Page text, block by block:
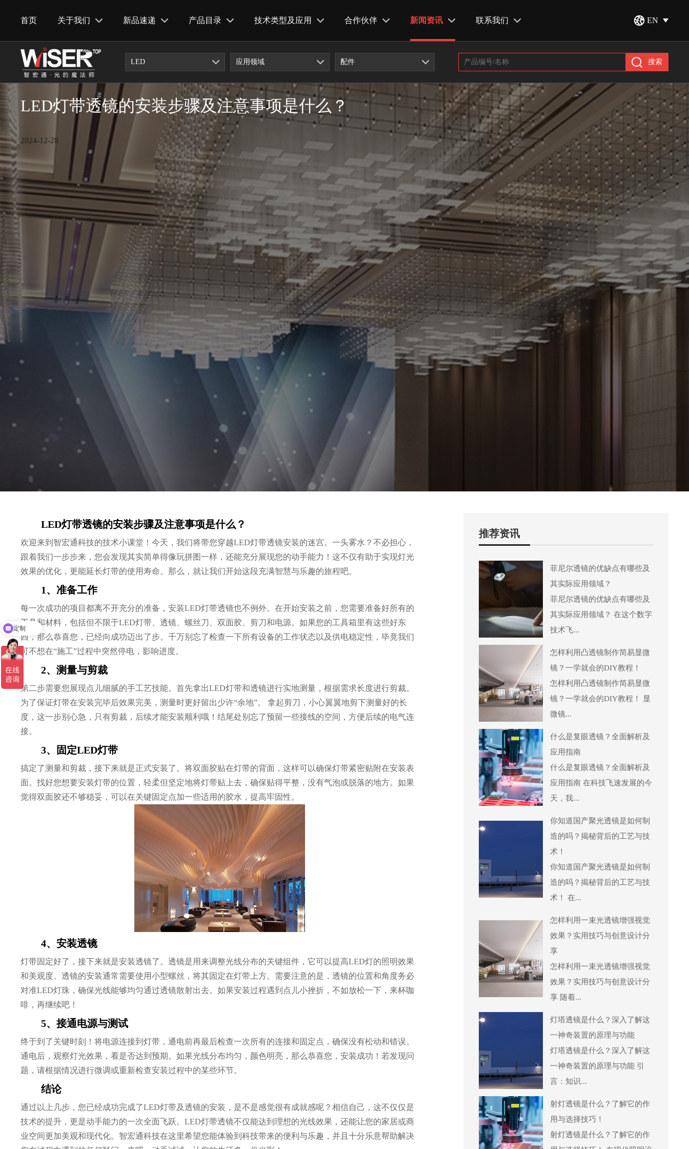
EN
首页 关于我们 新品速递 产品目录 技术类型及应用 合作伙伴 新闻资讯 联系我们
LED 应用领域 配件 搜索
首页/新闻资讯/技术知识
LED灯带透镜的安装步骤及注意事项是什么？
2024-12-28
LED灯带透镜的安装步骤及注意事项是什么？
欢迎来到智宏通科技的技术小课堂！今天，我们将带您穿越LED灯带透镜安装的迷宫。一头雾水？不必担心，
跟着我们一步步来，您会发现其实简单得像玩拼图一样，还能充分展现您的动手能力！这不仅有助于实现灯光
效果的优化，更能延长灯带的使用寿命。那么，就让我们开始这段充满智慧与乐趣的旅程吧。
1、准备工作
每一次成功的项目都离不开充分的准备，安装LED灯带透镜也不例外。在开始安装之前，您需要准备好所有的
工具和材料，包括但不限于LED灯带、透镜、螺丝刀、双面胶、剪刀和电源。如果您的工具箱里有这些好东
西，那么恭喜您，已经向成功迈出了步。千万别忘了检查一下所有设备的工作状态以及供电稳定性，毕竟我们
可不想在“施工”过程中突然停电，影响进度。
2、测量与剪裁
第二步需要您展现点儿细腻的手工艺技能。首先拿出LED灯带和透镜进行实地测量，根据需求长度进行剪裁。
为了保证灯带在安装完毕后效果完美，测量时更好留出少许“余地”。 拿起剪刀，小心翼翼地剪下测量好的长
度，这一步别心急，只有剪裁，后续才能安装顺利哦！结尾处别忘了预留一些接线的空间，方便后续的电气连
接。
3、固定LED灯带
搞定了测量和剪裁，接下来就是正式安装了。将双面胶贴在灯带的背面，这样可以确保灯带紧密贴附在安装表
面。找好您想要安装灯带的位置，轻柔但坚定地将灯带贴上去，确保贴得平整，没有气泡或脱落的地方。如果
觉得双面胶还不够稳妥，可以在关键固定点加一些适用的胶水，提高牢固性。
4、安装透镜
灯带固定好了，接下来就是安装透镜了。透镜是用来调整光线分布的关键组件，它可以提高LED灯的照明效果
和美观度。透镜的安装通常需要使用小型螺丝，将其固定在灯带上方。需要注意的是，透镜的位置和角度务必
对准LED灯珠，确保光线能够均匀通过透镜散射出去。如果安装过程遇到点儿小挫折，不如放松一下，来杯咖
啡，再继续吧！
5、接通电源与测试
终于到了关键时刻！将电源连接到灯带，通电前再最后检查一次所有的连接和固定点，确保没有松动和错误。
通电后，观察灯光效果，看是否达到预期。如果光线分布均匀，颜色明亮，那么恭喜您，安装成功！若发现问
题，请根据情况进行微调或重新检查安装过程中的某些环节。
结论
通过以上几步，您已经成功完成了LED灯带及透镜的安装，是不是感觉很有成就感呢？相信自己，这不仅仅是
技术的提升，更是动手能力的一次全面飞跃。LED灯带透镜不仅能达到理想的光线效果，还能让您的家居或商
业空间更加美观和现代化。智宏通科技在这里希望您能体验到科技带来的便利与乐趣，并且十分乐意帮助解决
推荐资讯
菲尼尔透镜的优缺点有哪些及
其实际应用领域？
菲尼尔透镜的优缺点有哪些及
其实际应用领域？ 在这个数字
技术飞...
怎样利用凸透镜制作简易显微
镜？一学就会的DIY教程！
怎样利用凸透镜制作简易显微
镜？一学就会的DIY教程！ 显
微镜...
什么是复眼透镜？全面解析及
应用指南
什么是复眼透镜？全面解析及
应用指南 在科技飞速发展的今
天，我...
你知道国产聚光透镜是如何制
造的吗？揭秘背后的工艺与技
术！
你知道国产聚光透镜是如何制
造的吗？揭秘背后的工艺与技
术！ 在...
怎样利用一束光透镜增强视觉
效果？实用技巧与创意设计分
享
怎样利用一束光透镜增强视觉
效果？实用技巧与创意设计分
享 随着...
灯塔透镜是什么？深入了解这
一神奇装置的原理与功能
灯塔透镜是什么？深入了解这
一神奇装置的原理与功能 引
言：知识...
射灯透镜是什么？了解它的作
用与选择技巧！
射灯透镜是什么？了解它的作
定制
加工